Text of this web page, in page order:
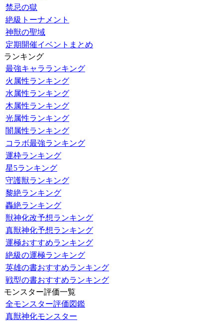
禁忌の獄
絶級トーナメント
神獣の聖域
定期開催イベントまとめ
ランキング
最強キャラランキング
火属性ランキング
水属性ランキング
木属性ランキング
光属性ランキング
闇属性ランキング
コラボ最強ランキング
運枠ランキング
星5ランキング
守護獣ランキング
黎絶ランキング
轟絶ランキング
獣神化改予想ランキング
真獣神化予想ランキング
運極おすすめランキング
絶級の運極ランキング
英雄の書おすすめランキング
戦型の書おすすめランキング
モンスター評価一覧
全モンスター評価図鑑
真獣神化モンスター